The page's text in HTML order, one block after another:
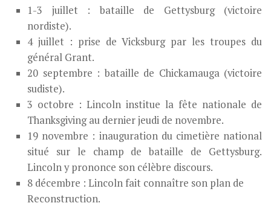
1-3 juillet : bataille de Gettysburg (victoire
nordiste).
4 juillet : prise de Vicksburg par les troupes du
général Grant.
20 septembre : bataille de Chickamauga (victoire
sudiste).
3 octobre : Lincoln institue la fête nationale de
Thanksgiving au dernier jeudi de novembre.
19 novembre : inauguration du cimetière national
situé sur le champ de bataille de Gettysburg.
Lincoln y prononce son célèbre discours.
8 décembre : Lincoln fait connaître son plan de
Reconstruction.